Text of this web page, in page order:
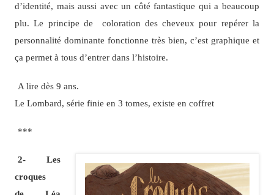
d’identité, mais aussi avec un côté fantastique qui a beaucoup
plu. Le principe de coloration des cheveux pour repérer la
personnalité dominante fonctionne très bien, c’est graphique et
ça permet à tous d’entrer dans l’histoire.
A lire dès 9 ans.
Le Lombard, série finie en 3 tomes, existe en coffret
***
2- Les
croques